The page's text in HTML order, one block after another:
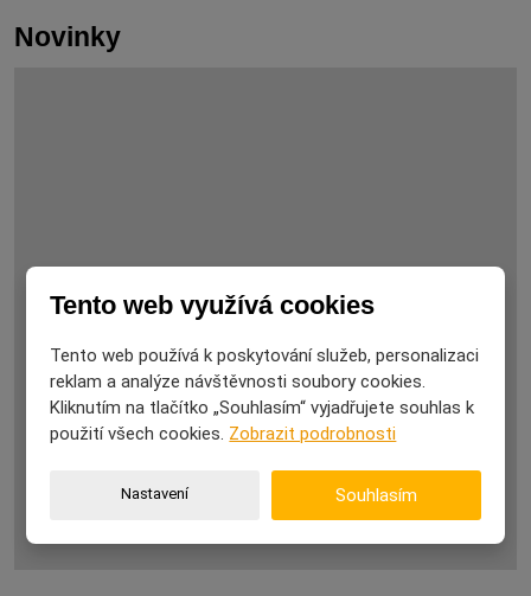
Novinky
Tento web využívá cookies
Tento web používá k poskytování služeb, personalizaci
reklam a analýze návštěvnosti soubory cookies.
Kliknutím na tlačítko „Souhlasím“ vyjadřujete souhlas k
použití všech cookies. Zobrazit podrobnosti
Nastavení Souhlasím